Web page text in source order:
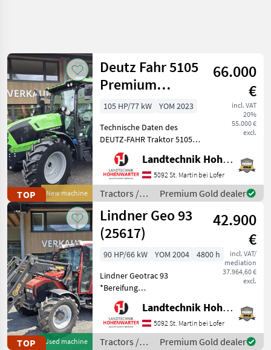
TOP New machine
Deutz Fahr 5105
Premium
(15955)
66.000
€
incl. VAT
20%
55.000 €
excl.
105 HP/77 kW
YOM 2023
Technische Daten des
DEUTZ-FAHR Traktor 5105
Premium > Baujahr: 2023 >
PS/KW: 105 PS > Modell:
Premium (Stage V) >
Lenksäule schwenk- und
teleskopierbar > Aerofit S
Landtechnik Hohenwarter GmbH
5092 St. Martin bei Lofer
Tractors /
Deutz Fahr
Premium Gold dealer
TOP Used machine
Lindner Geo 93
(25617)
42.900
€
incl. VAT/
mediation
37.964,60 €
excl.
90 HP/66 kW YOM 2004
4800 h
Lindner Geotrac 93
*Bereifung
540/65R30+420/65R20 *2
DWS *EHR *Klimaanlage
*Hydr.Anhängerbremse
*Rundumleuchte
Landtechnik Hohenwarter GmbH
5092 St. Martin bei Lofer
Tractors /
Premium Gold dealer